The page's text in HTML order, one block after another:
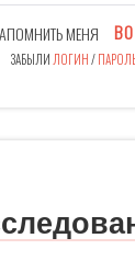
МЕНЯ
ЗАБЫЛИ ЛОГИН/